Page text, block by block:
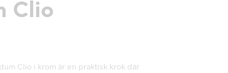
Clio
Clio i krom är en praktisk krok där